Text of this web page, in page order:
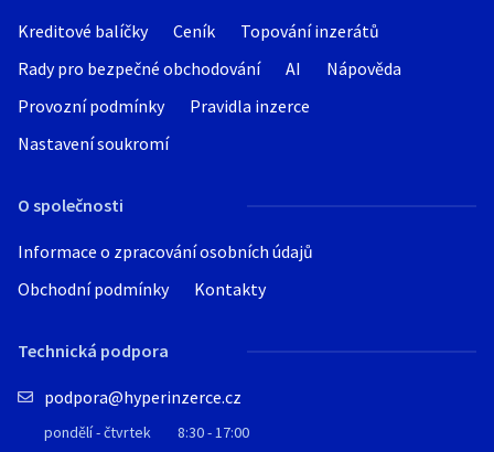
Kreditové balíčky Ceník
Topování inzerátů
Rady pro bezpečné obchodování
AI
Nápověda
Provozní podmínky
Pravidla inzerce
Nastavení soukromí
O společnosti
Informace o zpracování osobních údajů
Obchodní podmínky
Kontakty
Technická podpora
podpora@hyperinzerce.cz
pondělí - čtvrtek 8:30 - 17:00